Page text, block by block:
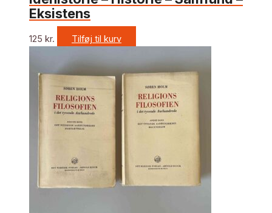
Eksistens
125 kr. Tilføj til kurv